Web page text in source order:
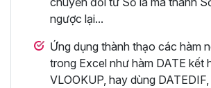
ngược lại...
Ứng dụng thành thạo các hàm
trong Excel như hàm DATE kết
VLOOKUP, hay dùng